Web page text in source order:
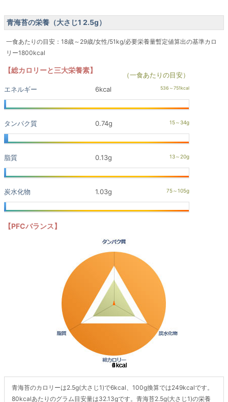
青海苔の栄養（大さじ1 2.5g）
一食あたりの目安：18歳～29歳/女性/51kg/必要栄養量暫定値算出の基準カロ
リー1800kcal
【総カロリーと三大栄養素】
（一食あたりの目安）
エネルギー
6kcal
タンパク質 0.74g
脂質 0.13g
炭水化物 1.03g
【PFCバランス】
青海苔のカロリーは2.5g(大さじ1)で6kcal、100g換算では249kcalです。
80kcalあたりのグラム目安量は32.13gです。青海苔2.5g(大さじ1)の栄養